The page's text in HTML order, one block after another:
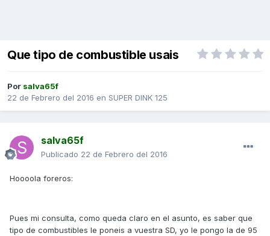
Que tipo de combustible usais
Por salva65f
22 de Febrero del 2016 en SUPER DINK 125
salva65f
Publicado 22 de Febrero del 2016
Hoooola foreros:
Pues mi consulta, como queda claro en el asunto, es saber que
tipo de combustibles le poneis a vuestra SD, yo le pongo la de 95